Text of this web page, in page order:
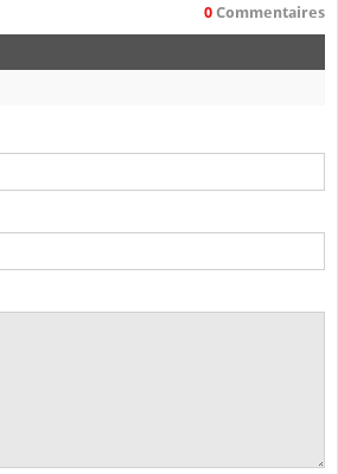
0 Commentaires